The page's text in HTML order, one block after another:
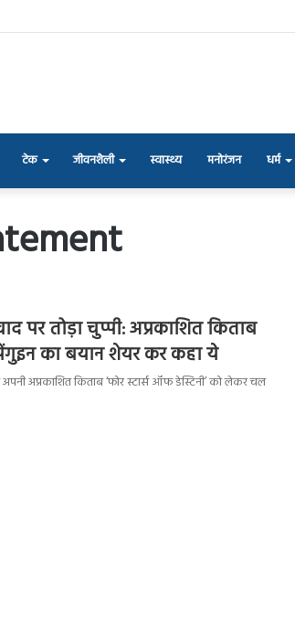
टेक जीवनशैली स्वास्थ्य मनोरंजन धर्म
पर तोड़ा चुप्पी: अप्रकाशित किताब
पेंगुइन का बयान शेयर कर कहा ये
अप्रकाशित किताब ‘फोर स्टार्स ऑफ डेस्टिनी’ को लेकर चल